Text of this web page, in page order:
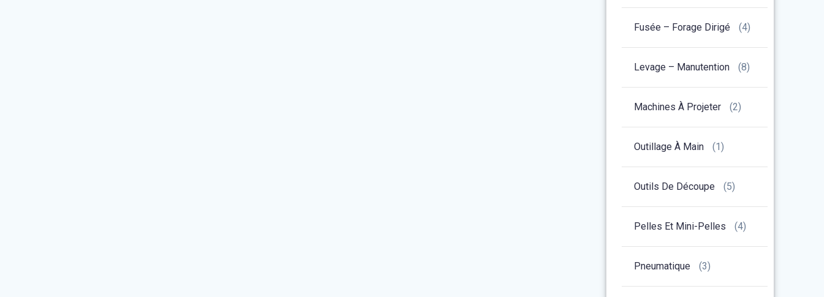
Fusée – Forage Dirigé (4)
Levage – Manutention (8)
Machines À Projeter (2)
Outillage À Main (1)
Outils De Découpe (5)
Pelles Et Mini-Pelles (4)
Pneumatique (3)